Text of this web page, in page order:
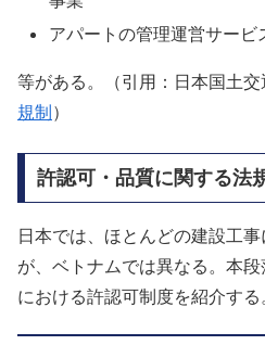
アパートの管理運営サービ
等がある。（引用：日本国土
規制）
許認可・品質に関する法
日本では、ほとんどの建設工
が、ベトナムでは異なる。本
における許認可制度を紹介する